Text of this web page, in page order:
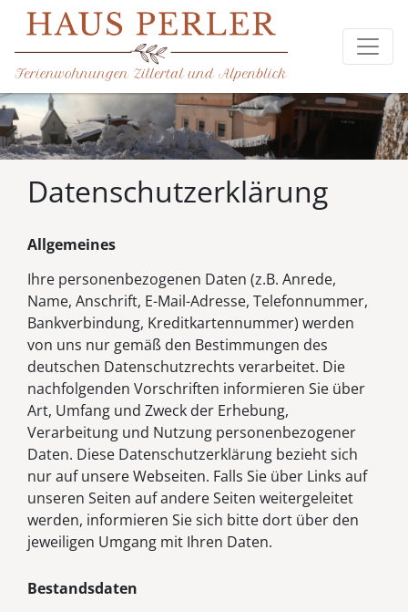
Datenschutzerklärung
Allgemeines
Ihre personenbezogenen Daten (z.B. Anrede,
Name, Anschrift, E-Mail-Adresse, Telefonnummer,
Bankverbindung, Kreditkartennummer) werden
von uns nur gemäß den Bestimmungen des
deutschen Datenschutzrechts verarbeitet. Die
nachfolgenden Vorschriften informieren Sie über
Art, Umfang und Zweck der Erhebung,
Verarbeitung und Nutzung personenbezogener
Daten. Diese Datenschutzerklärung bezieht sich
nur auf unsere Webseiten. Falls Sie über Links auf
unseren Seiten auf andere Seiten weitergeleitet
werden, informieren Sie sich bitte dort über den
jeweiligen Umgang mit Ihren Daten.
Bestandsdaten